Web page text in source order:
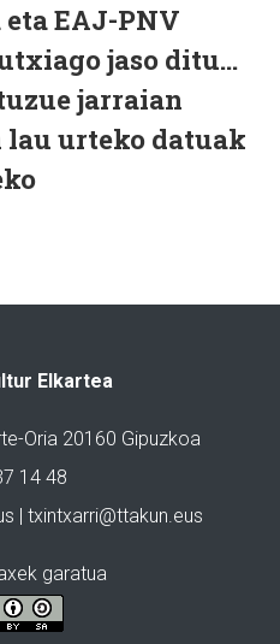
EAJ-PNV
jaso ditu...
jarraian
lau urteko datuak
Elkartea
Oria 20160 Gipuzkoa
14 48
| txintxarri@ttakun.eus
garatua